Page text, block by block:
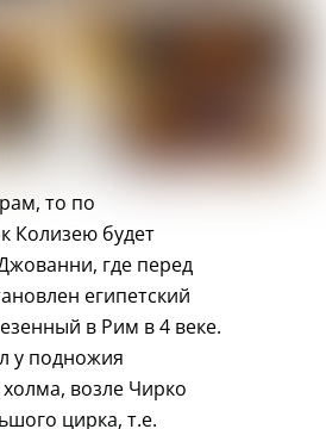
то по
Колизею будет
где перед
египетский
в Рим в 4 веке.
у подножия
возле Чирко
цирка, т.е.